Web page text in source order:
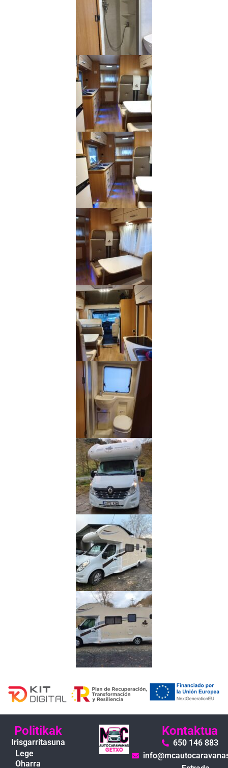
Politikak
Irisgarritasuna
Lege
Oharra
Kontaktua
650 146 883